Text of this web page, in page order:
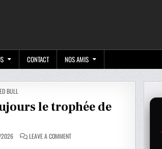
CONTACT NOS AMIS
BULL
le trophée de
LEAVE A COMMENTON
MONACO